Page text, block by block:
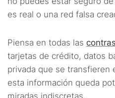
es real o una red falsa
Piensa en todas las
tarjetas de crédito, datos
privada que se transfieren
esta información queda
miradas indiscretas.